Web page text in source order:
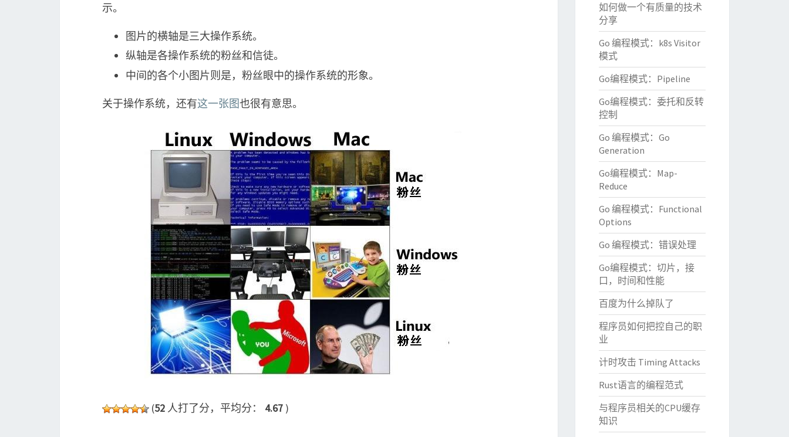
示。
图片的横轴是三大操作系统。
纵轴是各操作系统的粉丝和信徒。
中间的各个小图片则是，粉丝眼中的操作系统的形象。
关于操作系统，还有这一张图也很有意思。
(52 人打了分，平均分： 4.67 )
如何做一个有质量的技术
分享
Go 编程模式：k8s Visitor
模式
Go编程模式：Pipeline
Go编程模式：委托和反转
控制
Go 编程模式：Go
Generation
Go编程模式：Map-
Reduce
Go 编程模式：Functional
Options
Go 编程模式：错误处理
Go编程模式：切片，接
口，时间和性能
百度为什么掉队了
程序员如何把控自己的职
业
计时攻击 Timing Attacks
Rust语言的编程范式
与程序员相关的CPU缓存
知识